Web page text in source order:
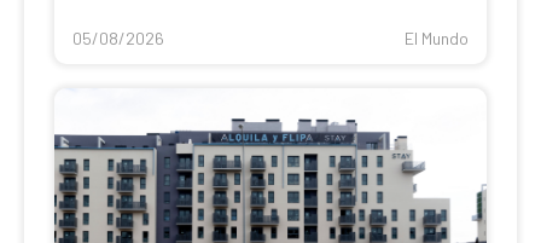
05/08/2026 El Mundo